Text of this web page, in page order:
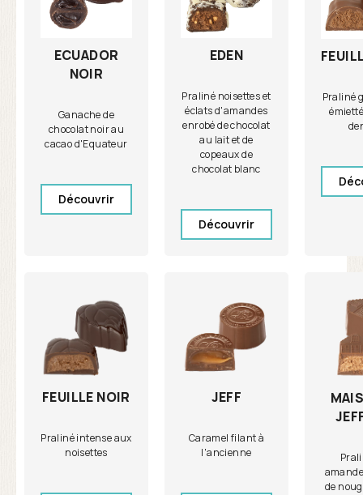
ECUADOR
NOIR
Ganache de
chocolat noir au
cacao d'Equateur
Découvrir
EDEN
Praliné noisettes et
éclats d'amandes
enrobé de chocolat
au lait et de
copeaux de
chocolat blanc
Découvrir
Praliné
FEUILLE NOIR
Praliné intense aux
noisettes
JEFF
Caramel filant à
l'ancienne
de